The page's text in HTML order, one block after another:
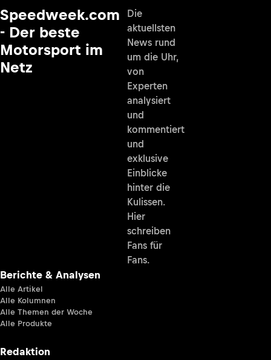
Speedweek.com
- Der beste
Motorsport im
Netz
Die
aktuellsten
News rund
um die Uhr,
von
Experten
analysiert
und
kommentiert
und
exklusive
Einblicke
hinter die
Kulissen.
Hier
schreiben
Fans für
Fans.
Berichte & Analysen
Alle Artikel
Alle Kolumnen
Alle Themen der Woche
Alle Produkte
Redaktion